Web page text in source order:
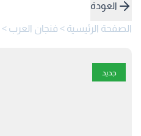
العودة
الصفحة الرئيسية > فنجان العرب >
جديد